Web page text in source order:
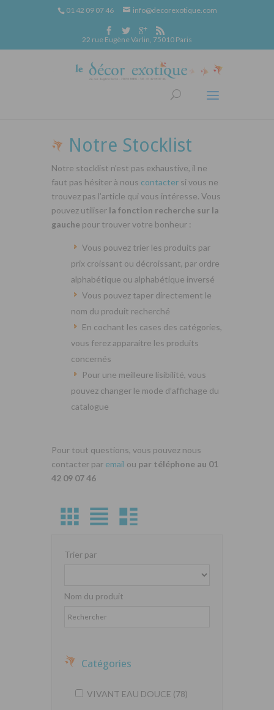
01 42 09 07 46 info@decorexotique.com
22 rue Eugène Varlin, 75010 Paris
Notre Stocklist
Notre stocklist n’est pas exhaustive, il ne
faut pas hésiter à nous contacter si vous ne
trouvez pas l’article qui vous intéresse. Vous
pouvez utiliser la fonction recherche sur la
gauche pour trouver votre bonheur :
Vous pouvez trier les produits par
prix croissant ou décroissant, par ordre
alphabétique ou alphabétique inversé
Vous pouvez taper directement le
nom du produit recherché
En cochant les cases des catégories,
vous ferez apparaitre les produits
concernés
Pour une meilleure lisibilité, vous
pouvez changer le mode d’affichage du
catalogue
Pour tout questions, vous pouvez nous
contacter par email ou par téléphone au 01
42 09 07 46
Trier par
Nom du produit
Catégories
VIVANT EAU DOUCE (78)